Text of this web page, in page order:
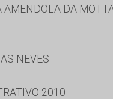
AMENDOLA DA
NEVES
2010